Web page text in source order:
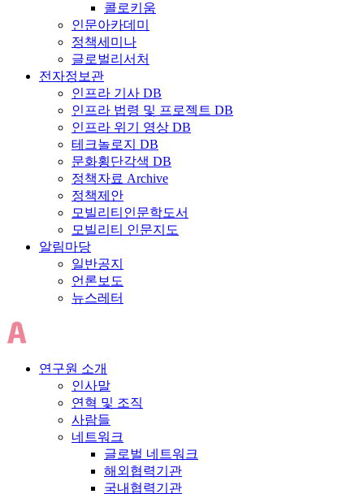
콜로키움
인문아카데미
정책세미나
글로벌리서처
전자정보관
인프라 기사 DB
인프라 법령 및 프로젝트 DB
인프라 위기 영상 DB
테크놀로지 DB
문화횡단각색 DB
정책자료 Archive
정책제안
모빌리티인문학도서
모빌리티 인문지도
알림마당
일반공지
언론보도
뉴스레터
연구원 소개
인사말
연혁 및 조직
사람들
네트워크
글로벌 네트워크
해외협력기관
국내협력기관